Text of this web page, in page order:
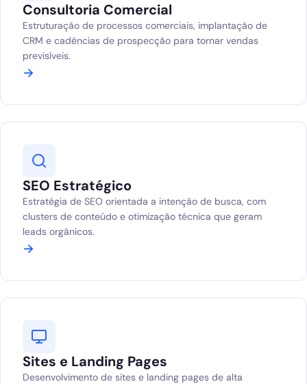
Consultoria Comercial
Estruturação de processos comerciais, implantação de
CRM e cadências de prospecção para tornar vendas
previsíveis.
→
SEO Estratégico
Estratégia de SEO orientada a intenção de busca, com
clusters de conteúdo e otimização técnica que geram
leads orgânicos.
→
Sites e Landing Pages
Desenvolvimento de sites e landing pages de alta